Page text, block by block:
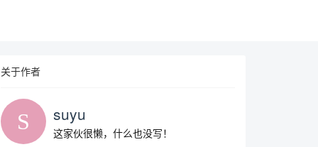
关于作者
suyu
这家伙很懒，什么也没写！